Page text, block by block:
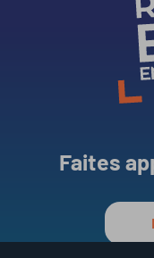
Faites